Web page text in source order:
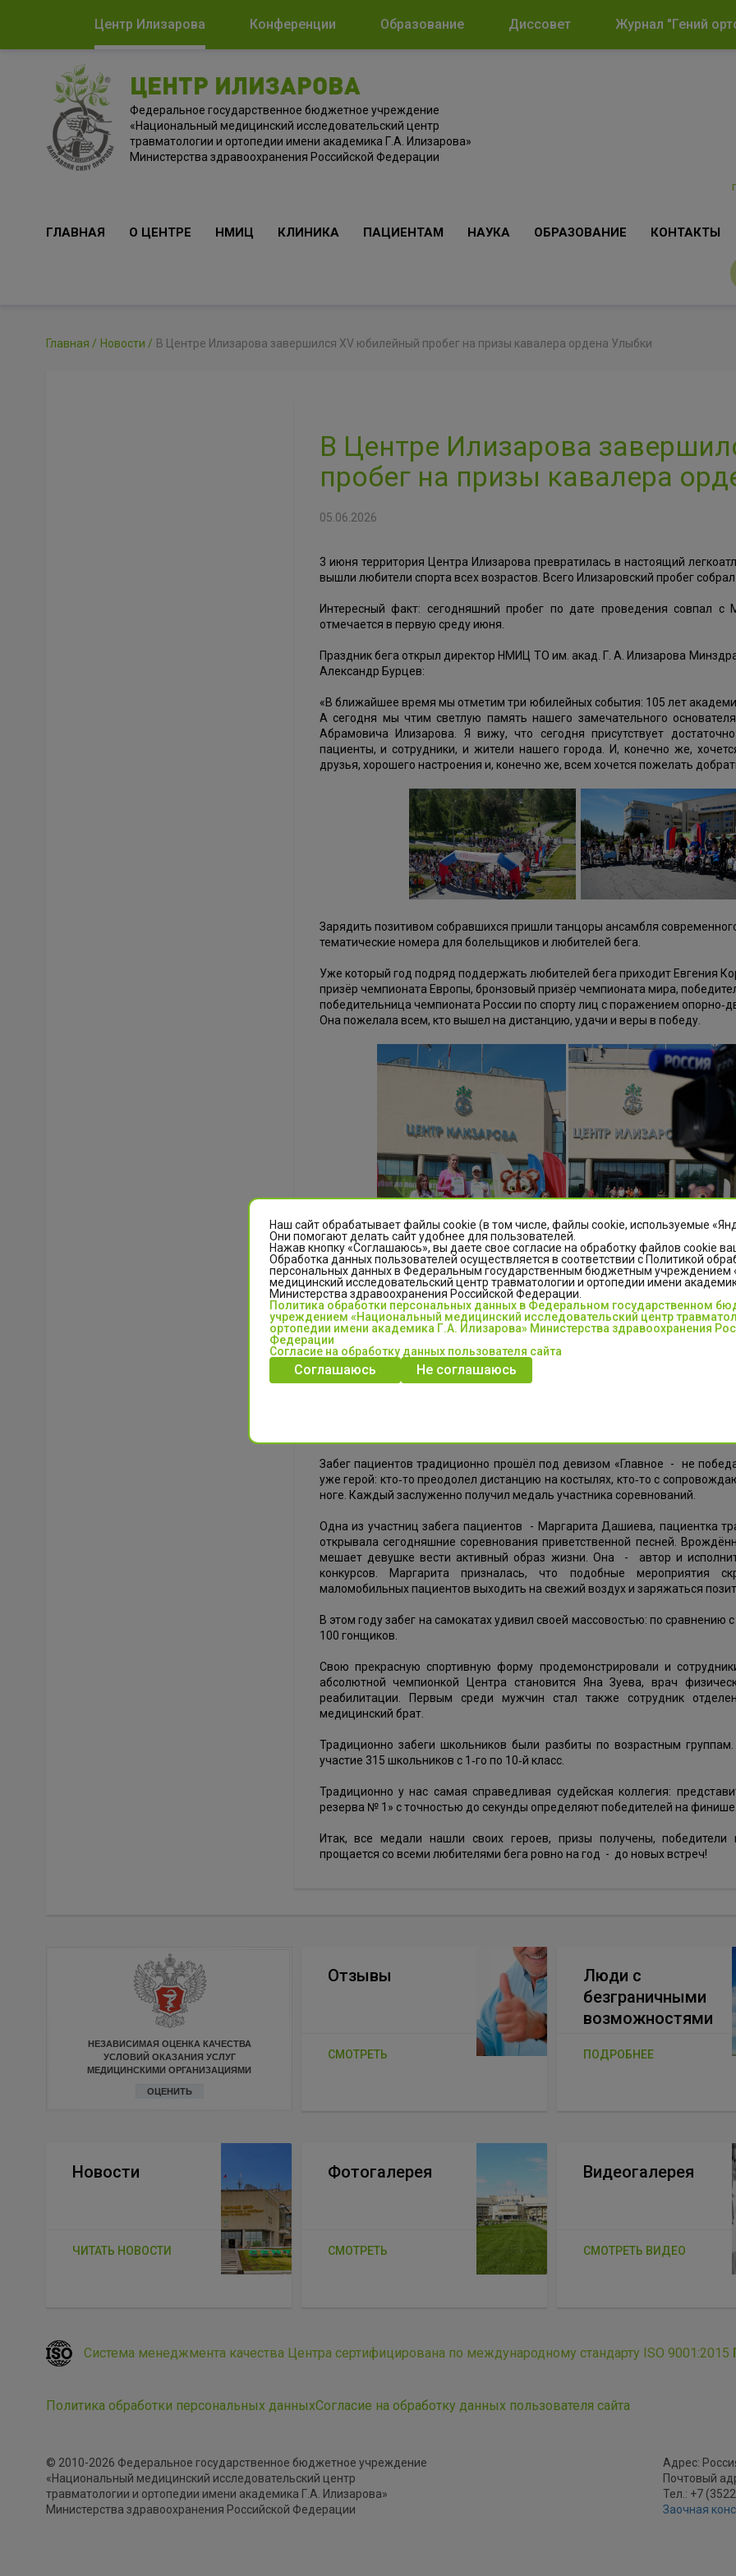
Центр Илизарова Конференции Образование Диссовет Журнал "Гений
ЦЕНТР ИЛИЗАРОВА
Федеральное государственное бюджетное учреждение
«Национальный медицинский исследовательский центр
травматологии и ортопедии имени академика Г.А. Илизарова»
Министерства здравоохранения Российской Федерации
ГЛАВНАЯ О ЦЕНТРЕ НМИЦ КЛИНИКА ПАЦИЕНТАМ НАУКА ОБРАЗОВАНИЕ КОНТАКТЫ
Главная Новости В Центре Илизарова завершился XV юбилейный пробег на призы кавалера ордена Улыбки
В Центре Илизарова
пробег на призы кавалера
05.06.2026
3 июня территория Центра Илизарова превратилась в настоящий
вышли любители спорта всех возрастов. Всего Илизаровский пробег собрал
Интересный факт: сегодняшний пробег по дате проведения совпал
отмечается в первую среду июня.
Праздник бега открыл директор НМИЦ ТО им. акад. Г. А. Илизарова
Александр Бурцев:
«В ближайшее время мы отметим три юбилейных события: 105 лет
А сегодня мы чтим светлую память нашего замечательного
Абрамовича Илизарова. Я вижу, что сегодня присутствует
пациенты, и сотрудники, и жители нашего города. И, конечно же,
друзья, хорошего настроения и, конечно же, всем хочется пожелать
Зарядить позитивом собравшихся пришли танцоры ансамбля
тематические номера для болельщиков и любителей бега.
Уже который год подряд поддержать любителей бега приходит Евгения
призёр чемпионата Европы, бронзовый призёр чемпионата мира,
победительница чемпионата России по спорту лиц с поражением
Она пожелала всем, кто вышел на дистанцию, удачи и веры в победу.
Неотъемлемой частью праздника стал профессор Тигр - талисман
активно поздравлял с победой чемпионов сегодняшнего забега.
Самый зрелищный старт по праву принадлежит первому забегу
вышли 255 дошкольников из 21 детского сада Кургана и области.
шадринец Марк Макаревич. По словам папы юного легкоатлета, мальчик
Забег пациентов традиционно прошёл под девизом «Главное - не
уже герой: кто‑то преодолел дистанцию на костылях, кто‑то с
ноге. Каждый заслуженно получил медаль участника соревнований.
Одна из участниц забега пациентов - Маргарита Дашиева, пациентка
открывала сегодняшние соревнования приветственной песней.
мешает девушке вести активный образ жизни. Она - автор и
конкурсов. Маргарита призналась, что подобные мероприятия
маломобильных пациентов выходить на свежий воздух и заряжаться
В этом году забег на самокатах удивил своей массовостью: по
100 гонщиков.
Свою прекрасную спортивную форму продемонстрировали и
абсолютной чемпионкой Центра становится Яна Зуева, врач
реабилитации. Первым среди мужчин стал также сотрудник
медицинский брат.
Традиционно забеги школьников были разбиты по возрастным
участие 315 школьников с 1‑го по 10‑й класс.
Традиционно у нас самая справедливая судейская коллегия:
резерва № 1» с точностью до секунды определяют победителей на финише.
Итак, все медали нашли своих героев, призы получены, победители
прощается со всеми любителями бега ровно на год - до новых встреч!
НЕЗАВИСИМАЯ ОЦЕНКА КАЧЕСТВА
УСЛОВИЙ ОКАЗАНИЯ УСЛУГ
МЕДИЦИНСКИМИ ОРГАНИЗАЦИЯМИ
ОЦЕНИТЬ
Отзывы
СМОТРЕТЬ
Люди с
безграничными
возможностями
ПОДРОБНЕЕ
Новости
ЧИТАТЬ НОВОСТИ
Фотогалерея
СМОТРЕТЬ
Видеогалерея
СМОТРЕТЬ ВИДЕО
Система менеджмента качества Центра сертифицирована по международному стандарту ISO 9001:2015
Политика обработки персональных данныхСогласие на обработку данных пользователя сайта
© 2010-2026 Федеральное государственное бюджетное учреждение
«Национальный медицинский исследовательский центр
травматологии и ортопедии имени академика Г.А. Илизарова»
Министерства здравоохранения Российской Федерации
Адрес:
Почтовый
Тел.: +7
Заочная
Наш сайт обрабатывает файлы cookie (в том числе, файлы cookie, используемые
Они помогают делать сайт удобнее для пользователей.
Нажав кнопку «Соглашаюсь», вы даете свое согласие на обработку файлов cookie
Обработка данных пользователей осуществляется в соответствии с Политикой
персональных данных в Федеральным государственным бюджетным учреждением
медицинский исследовательский центр травматологии и ортопедии имени
Министерства здравоохранения Российской Федерации.
Политика обработки персональных данных в Федеральном государственном
учреждением «Национальный медицинский исследовательский центр
ортопедии имени академика Г.А. Илизарова» Министерства здравоохранения
Федерации
Согласие на обработку данных пользователя сайта
Соглашаюсь Не соглашаюсь